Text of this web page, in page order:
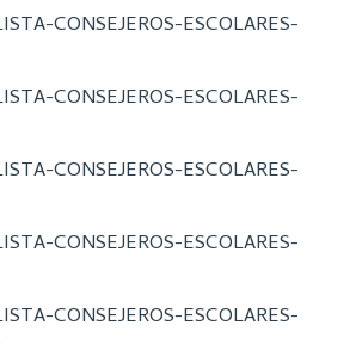
CONSEJEROS-ESCOLARES-
CONSEJEROS-ESCOLARES-
CONSEJEROS-ESCOLARES-
CONSEJEROS-ESCOLARES-
CONSEJEROS-ESCOLARES-